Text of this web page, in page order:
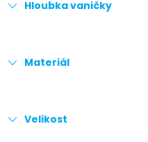
Hloubka vaničky
Materiál
Velikost